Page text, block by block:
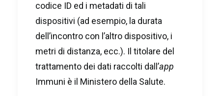
codice ID ed i metadati di tali
dispositivi (ad esempio, la durata
dell’incontro con l’altro dispositivo, i
metri di distanza, ecc.). Il titolare del
trattamento dei dati raccolti dall’app
Immuni è il Ministero della Salute.